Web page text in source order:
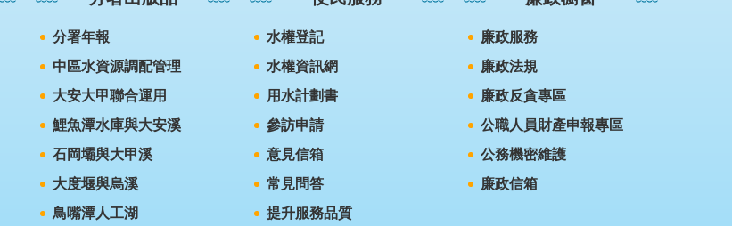
分署年報
中區水資源調配管理
大安大甲聯合運用
鯉魚潭水庫與大安溪
石岡壩與大甲溪
大度堰與烏溪
鳥嘴潭人工湖
水權登記
水權資訊網
用水計劃書
參訪申請
意見信箱
常見問答
提升服務品質
廉政服務
廉政法規
廉政反貪專區
公職人員財產申報專區
公務機密維護
廉政信箱